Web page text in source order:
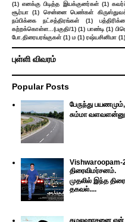
(1) எனக்கு பிடித்த இயக்குனர்கள் (1)
சூர்யா (1) சென்னை பெண்கள்
நம்பிக்கை நட்சத்திரங்கள்
(1)
கற்றக்கொள்ள...(பகுதி/1) (1) பாண்டி (1)
போ.திரையரங்குகள் (1) ம (1) ரஷ்யசினிமா (1)
புள்ளி விவரம்
Popular Posts
பேருந்து
சும்மா வளவளன்னு
Vishwaroopam-
திரைவிமர்சனம்.
முதலில் இந்த
தகவல்....
கமலஹாசனை ஏன்